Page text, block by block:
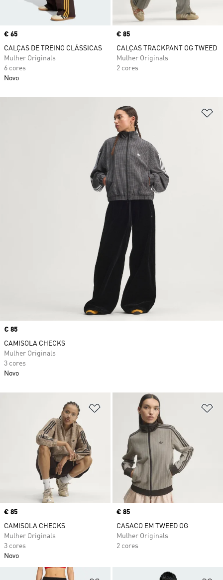
Price
€ 65
CALÇAS DE TREINO CLÁSSICAS
Mulher Originals
6 cores
Novo
Price
€ 85
CALÇAS TRACKPANT OG TWEED
Mulher Originals
2 cores
Adicionar à Lista de Desejos
Price
€ 85
CAMISOLA CHECKS
Mulher Originals
3 cores
Novo
Price
€ 85
CASACO EM TWEED OG
Mulher Originals
2 cores
Price
€ 85
CAMISOLA CHECKS
Mulher Originals
3 cores
Novo